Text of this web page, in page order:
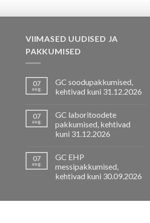
VIIMASED UUDISED JA
PAKKUMISED
07
aug.
GC soodupakkumised,
kehtivad kuni 31.12.2026
07
aug.
GC laboritoodete
pakkumised, kehtivad
kuni 31.12.2026
07
aug.
GC EHP
messipakkumised,
kehtivad kuni 30.09.2026